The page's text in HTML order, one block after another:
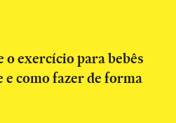
exercício para bebês
como fazer de forma